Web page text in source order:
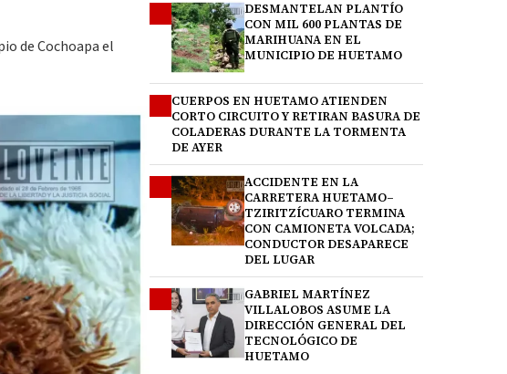
de Cochoapa el
DESMANTELAN PLANTÍO
CON MIL 600 PLANTAS DE
MARIHUANA EN EL
MUNICIPIO DE HUETAMO
CUERPOS EN HUETAMO ATIENDEN
CORTO CIRCUITO Y RETIRAN BASURA DE
COLADERAS DURANTE LA TORMENTA
DE AYER
ACCIDENTE EN LA
CARRETERA HUETAMO–
TZIRITZÍCUARO TERMINA
CON CAMIONETA VOLCADA;
CONDUCTOR DESAPARECE
DEL LUGAR
GABRIEL MARTÍNEZ
VILLALOBOS ASUME LA
DIRECCIÓN GENERAL DEL
TECNOLÓGICO DE
HUETAMO